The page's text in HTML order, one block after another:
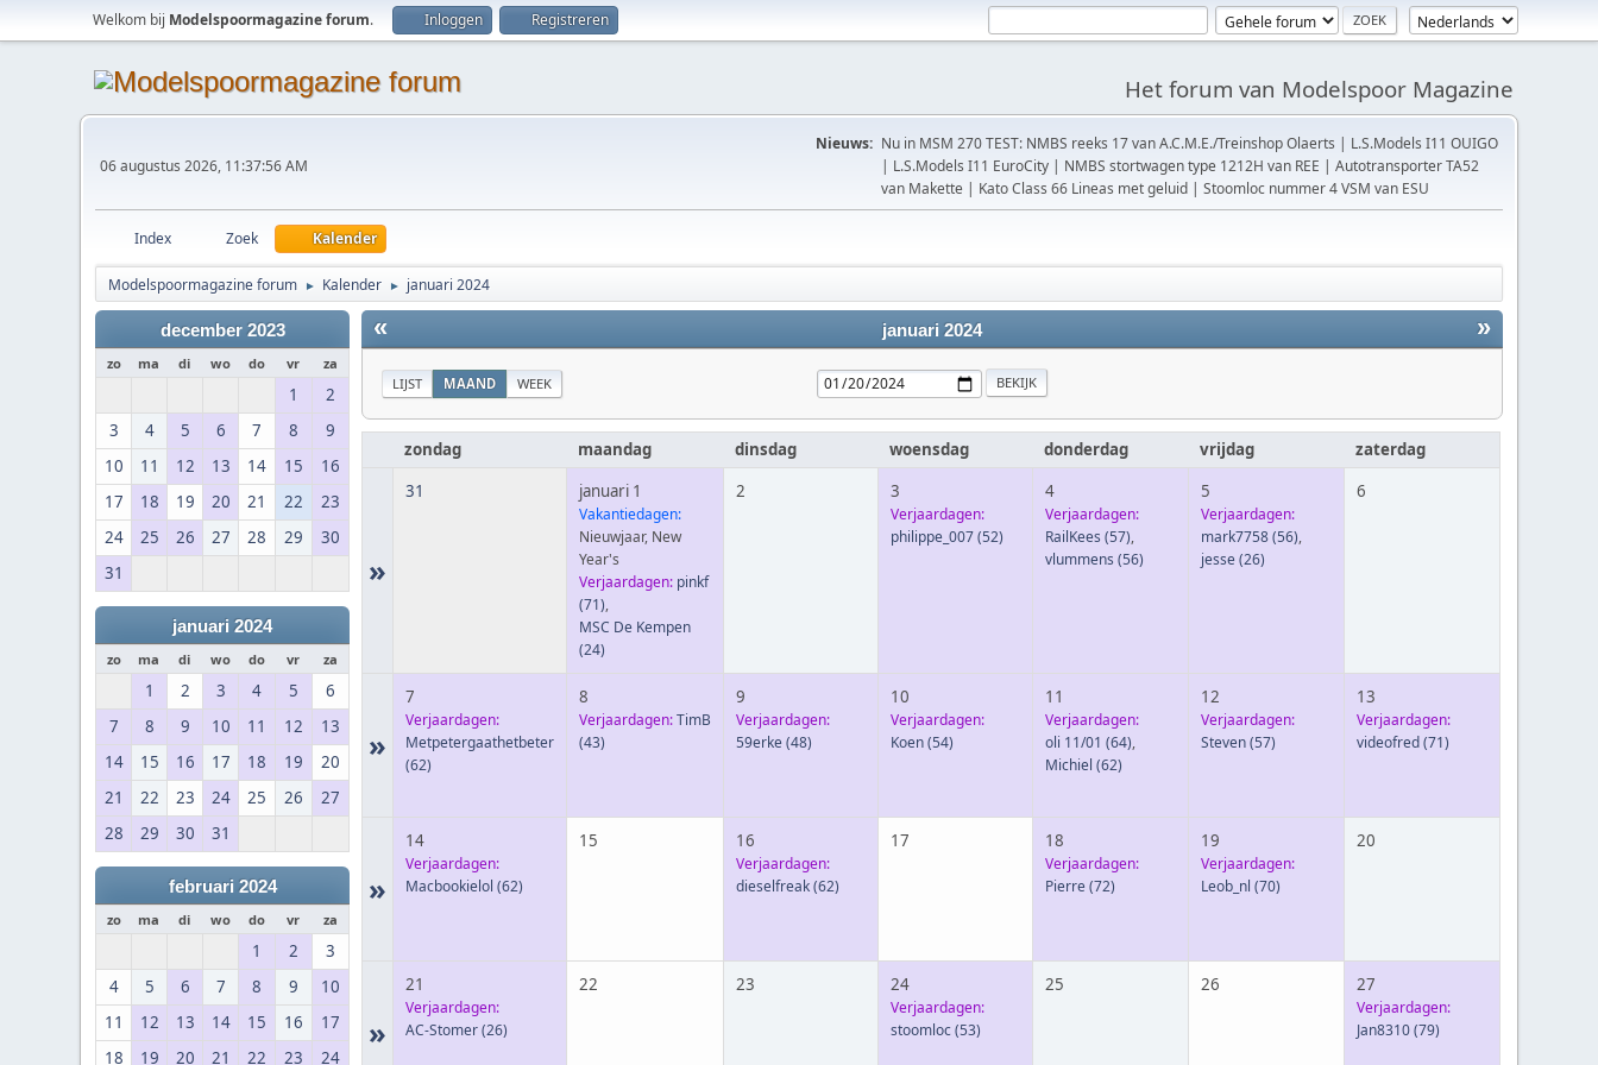
Welkom bij Modelspoormagazine forum. Inloggen Registreren
Het forum van Modelspoor Magazine
06 augustus 2026, 11:37:56 AM
Nieuws: Nu in MSM 270 TEST: NMBS reeks 17 van A.C.M.E./Treinshop Olaerts | L.S.Models I11 OUIGO
| L.S.Models I11 EuroCity | NMBS stortwagen type 1212H van REE | Autotransporter TA52
van Makette | Kato Class 66 Lineas met geluid | Stoomloc nummer 4 VSM van ESU
Index Zoek Kalender
Modelspoormagazine forum ► Kalender ► januari 2024
december 2023
zo ma di wo do vr za
1
2
3
4 5 6 7 8
9
10
11 12 13 14 15
16
17
18 19 20 21 22
23
24
25 26 27 28 29
30
31
januari 2024
zo ma di wo do vr za
1 2 3 4 5
6
7
8 9 10 11 12
13
14
15 16 17 18 19
20
21
22 23 24 25 26
27
28
29 30 31
februari 2024
zo ma di wo do vr za
1 2
3
4
5 6 7 8 9
10
11
12 13 14 15 16
17
18
19 20 21 22 23 24
« »
januari 2024
LIJST MAAND WEEK
zondag maandag dinsdag woensdag donderdag vrijdag zaterdag
»
31 januari 1
Vakantiedagen:
Nieuwjaar, New
Year's
Verjaardagen: pinkf
(71),
MSC De Kempen
(24)
2 3
Verjaardagen:
philippe_007(52)
4
Verjaardagen:
RailKees (57),
vlummens (56)
5
Verjaardagen:
mark7758(56),
jesse(26)
6
»
7
Verjaardagen:
Metpetergaathetbeter
(62)
8
Verjaardagen:TimB
(43)
9
Verjaardagen:
59erke(48)
10
Verjaardagen:
Koen(54)
11
Verjaardagen:
oli 11/01 (64),
Michiel (62)
12
Verjaardagen:
Steven(57)
13
Verjaardagen:
videofred(71)
»
14
Verjaardagen:
Macbookielol (62)
15 16
Verjaardagen:
dieselfreak(62)
17 18
Verjaardagen:
Pierre(72)
19
Verjaardagen:
Leob_nl (70)
20
»
21
Verjaardagen:
AC-Stomer(26)
22 23 24
Verjaardagen:
stoomloc(53)
25 26 27
Verjaardagen:
Jan8310(79)